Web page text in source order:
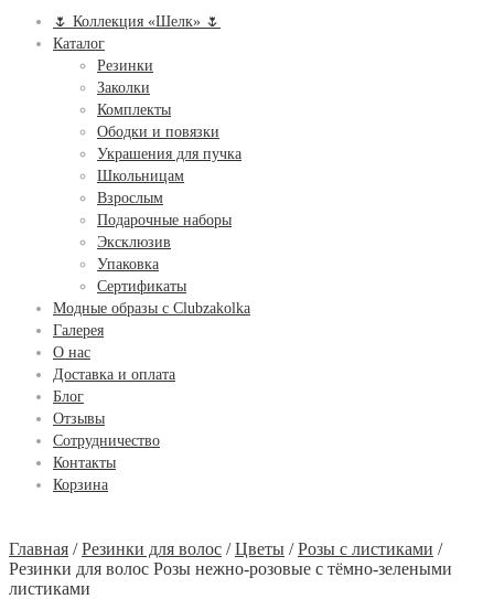
🌷 Коллекция «Шелк» 🌷
Каталог
Резинки
Заколки
Комплекты
Ободки и повязки
Украшения для пучка
Школьницам
Взрослым
Подарочные наборы
Эксклюзив
Упаковка
Сертификаты
Модные образы с Clubzakolka
Галерея
О нас
Доставка и оплата
Блог
Отзывы
Сотрудничество
Контакты
Корзина
Главная /Резинки для волос /Цветы /Розы с листиками /
Резинки для волос Розы нежно-розовые с тёмно-зелеными
листиками